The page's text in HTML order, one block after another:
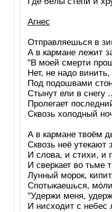
Агнес
Отправляешься в
А в кармане лежит
"В моей смерти
Нет, не надо
Под подошвами
Стынут ели в снегу
Пролегает
Сквозь холодный
А в кармане твоём
Сквозь неё утекают
И слова, и стихи, и
И сверкает во тьме
Лунный морок,
Спотыкаешься,
"Удержи меня,
И нисходит с небес